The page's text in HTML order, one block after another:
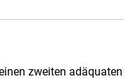
zweiten adäquaten